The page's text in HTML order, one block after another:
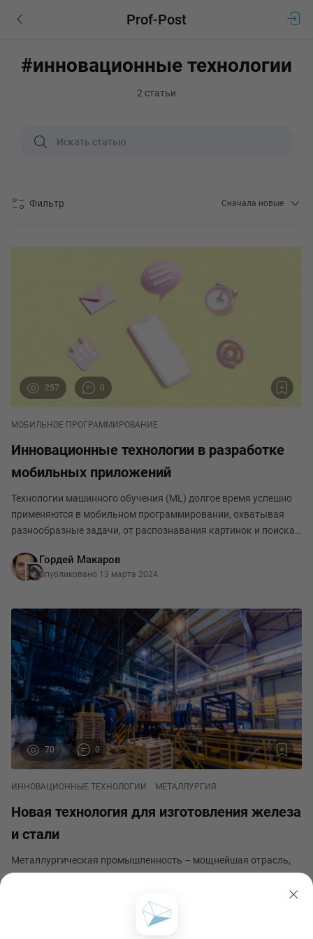
Prof-Post
#инновационные технологии
2 статьи
Фильтр Сначала новые
257 0
МОБИЛЬНОЕ ПРОГРАММИРОВАНИЕ
Инновационные технологии в разработке
мобильных приложений
Технологии машинного обучения (ML) долгое время успешно
применяются в мобильном программировании, охватывая
разнообразные задачи, от распознавания картинок и поиска
Используемые функции разработческой программы так
Гордей Макаров
Опубликовано 13 марта 2024
70 0
ИННОВАЦИОННЫЕ ТЕХНОЛОГИИ МЕТАЛЛУРГИЯ
Новая технология для изготовления железа
и стали
Металлургическая промышленность – мощнейшая отрасль,
которая за последние несколько десятков лет достигла
рекордных показателей в переработке гематитовой железной
руды высокого качества. Данный материал – сырье, из
которого в последующем путем доменной обработ
Опубликовано 7 декабря 2023